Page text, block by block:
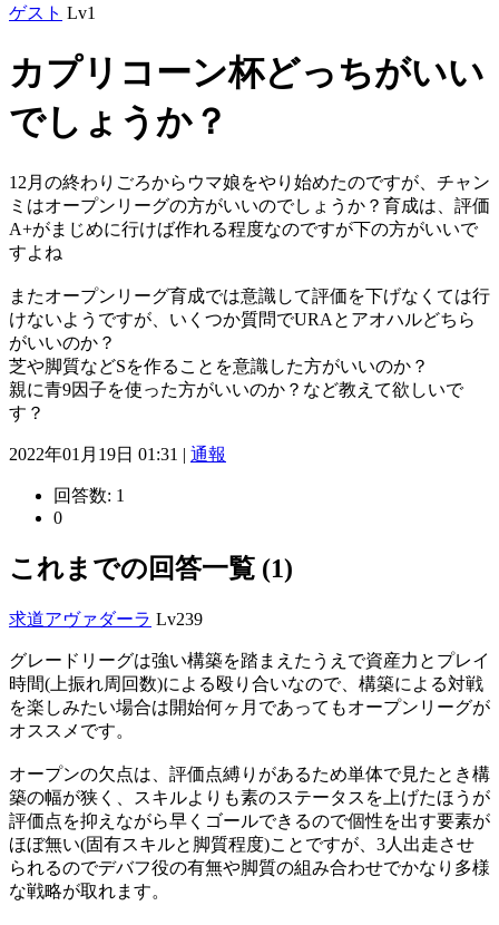
ゲスト Lv1
カプリコーン杯どっちがいい
でしょうか？
12月の終わりごろからウマ娘をやり始めたのですが、チャン
ミはオープンリーグの方がいいのでしょうか？育成は、評価
A+がまじめに行けば作れる程度なのですが下の方がいいで
すよね
またオープンリーグ育成では意識して評価を下げなくては行
けないようですが、いくつか質問でURAとアオハルどちら
がいいのか？
芝や脚質などSを作ることを意識した方がいいのか？
親に青9因子を使った方がいいのか？など教えて欲しいで
す？
2022年01月19日 01:31 | 通報
回答数: 1
0
これまでの回答一覧 (1)
求道アヴァダーラ Lv239
グレードリーグは強い構築を踏まえたうえで資産力とプレイ
時間(上振れ周回数)による殴り合いなので、構築による対戦
を楽しみたい場合は開始何ヶ月であってもオープンリーグが
オススメです。
オープンの欠点は、評価点縛りがあるため単体で見たとき構
築の幅が狭く、スキルよりも素のステータスを上げたほうが
評価点を抑えながら早くゴールできるので個性を出す要素が
ほぼ無い(固有スキルと脚質程度)ことですが、3人出走させ
られるのでデバフ役の有無や脚質の組み合わせでかなり多様
な戦略が取れます。